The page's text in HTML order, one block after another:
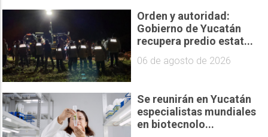
Orden y autoridad:
Gobierno de Yucatán
recupera predio estat...
06 de agosto de 2026
Se reunirán en Yucatán
especialistas mundiales
en biotecnolo...